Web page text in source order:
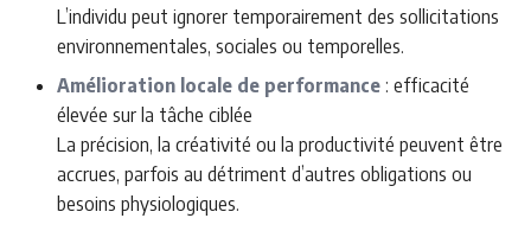
L’individu peut ignorer temporairement des sollicitations
environnementales, sociales ou temporelles.
Amélioration locale de performance : efficacité
élevée sur la tâche ciblée
La précision, la créativité ou la productivité peuvent être
accrues, parfois au détriment d’autres obligations ou
besoins physiologiques.